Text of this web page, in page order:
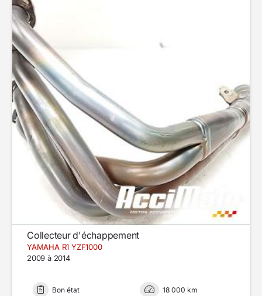
Collecteur d'échappement
YAMAHA R1 YZF1000
2009 à 2014
Bon état 18 000 km